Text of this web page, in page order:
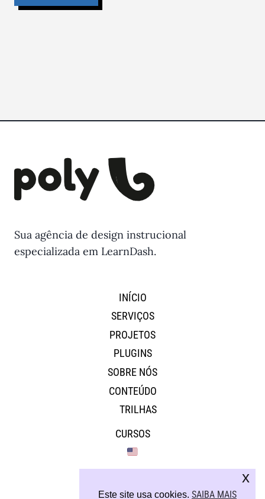
Sua agência de design instrucional
especializada em LearnDash.
INÍCIO
SERVIÇOS
PROJETOS
PLUGINS
SOBRE NÓS
CONTEÚDO
TRILHAS
CURSOS
Este site usa cookies. SAIBA MAIS
x